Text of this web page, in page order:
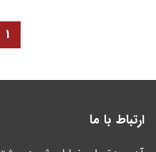
1
ارتباط با ما